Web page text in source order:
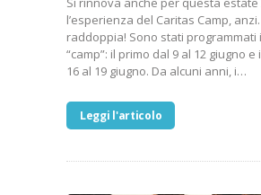
l’esperienza del Caritas Camp,
raddoppia! Sono stati programmati
“camp”: il primo dal 9 al 12 giugno
16 al 19 giugno. Da alcuni anni, i…
Leggi l'articolo